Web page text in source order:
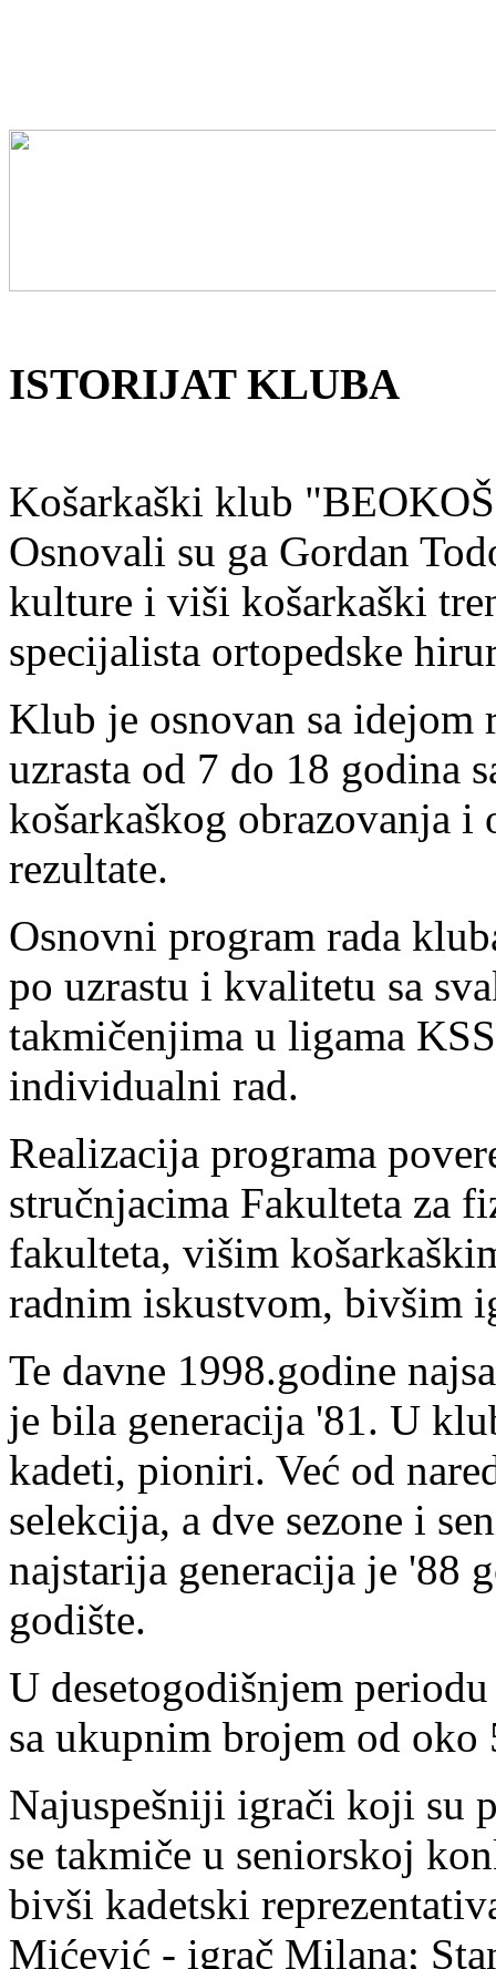
ISTORIJAT KLUBA
Košarkaški klub
Osnovali su ga Gordan
kulture i viši košarkaški
specijalista ortopedske
Klub je osnovan sa idejom
uzrasta od 7 do 18 godina
košarkaškog obrazovanja i
rezultate.
Osnovni program rada
po uzrastu i kvalitetu sa
takmičenjima u ligama
individualni rad.
Realizacija programa
stručnjacima Fakulteta za
fakulteta, višim
radnim iskustvom, bivšim
Te davne 1998.godine
je bila generacija '81. U
kadeti, pioniri. Već od
selekcija, a dve sezone i
najstarija generacija je '88
godište.
U desetogodišnjem
sa ukupnim brojem od oko
Najuspešniji igrači koji su
se takmiče u seniorskoj
bivši kadetski
Mićević - igrač Milana;